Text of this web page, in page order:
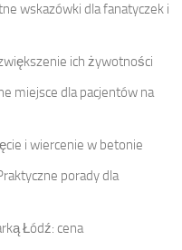
wskazówki dla fanatyczek i
ich żywotności
miejsce dla pacjentów na
i wiercenie w betonie
porady dla
Łódź: cena